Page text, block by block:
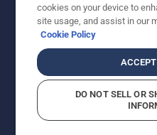
© Husqvarna AB (publ).
は、メーカー希望小売価
cookies on your device to
site usage, and assist in our
Cookie Policy
DO NOT SELL OR